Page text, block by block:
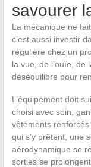
savourer
La mécanique ne
c’est aussi investir
régulière chez un
la vue, de l’ouïe, de
déséquilibre pour
L’équipement doit
choisi avec soin,
vêtements
qui s’y prêtent, une
aérodynamique se
sorties se prolongent.